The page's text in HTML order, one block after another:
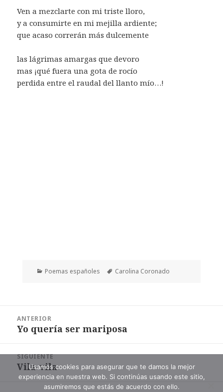
Ven a mezclarte con mi triste lloro,
y a consumirte en mi mejilla ardiente;
que acaso correrán más dulcemente
las lágrimas amargas que devoro
mas ¡qué fuera una gota de rocío
perdida entre el raudal del llanto mío…!
Categorías
Poemas españoles Etiquetas
Carolina Coronado
entradas
ANTERIOR
Entrada
Yo quería ser mariposa
SIGUIENTE
Entrada
siguiente:
Vila-vila
Usamos cookies para asegurar que te damos la mejor
experiencia en nuestra web. Si continúas usando este sitio,
asumiremos que estás de acuerdo con ello.